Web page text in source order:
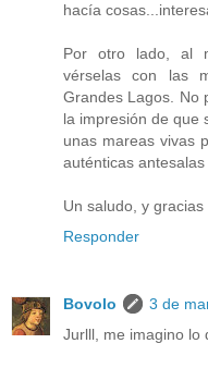
hacía
Por otro lado, al
vérselas con las
Grandes Lagos. No
la impresión de que
unas mareas vivas
auténticas
Un saludo, y
Responder
Bovolo
3 de
Jurlll, me imagino lo